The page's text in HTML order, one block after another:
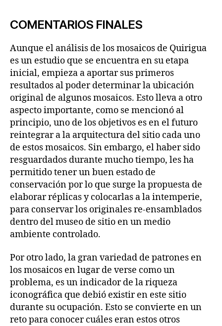
COMENTARIOS FINALES
Aunque el análisis de los mosaicos de Quirigua
es un estudio que se encuentra en su etapa
inicial, empieza a aportar sus primeros
resultados al poder determinar la ubicación
original de algunos mosaicos. Esto lleva a otro
aspecto importante, como se mencionó al
principio, uno de los objetivos es en el futuro
reintegrar a la arquitectura del sitio cada uno
de estos mosaicos. Sin embargo, el haber sido
resguardados durante mucho tiempo, les ha
permitido tener un buen estado de
conservación por lo que surge la propuesta de
elaborar réplicas y colocarlas a la intemperie,
para conservar los originales re-ensamblados
dentro del museo de sitio en un medio
ambiente controlado.
Por otro lado, la gran variedad de patrones en
los mosaicos en lugar de verse como un
problema, es un indicador de la riqueza
iconográfica que debió existir en este sitio
durante su ocupación. Esto se convierte en un
reto para conocer cuáles eran estos otros